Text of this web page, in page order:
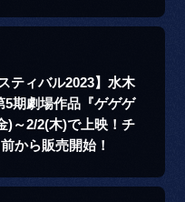
ティバル2023】水木
5期劇場作品『ゲゲゲ
)～2/2(木)で上映！チ
から販売開始！